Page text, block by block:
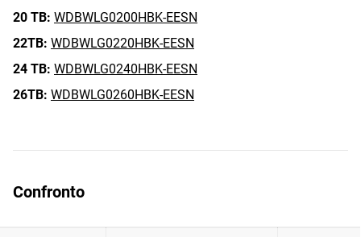
20 TB: WDBWLG0200HBK-EESN
22TB: WDBWLG0220HBK-EESN
24 TB: WDBWLG0240HBK-EESN
26TB: WDBWLG0260HBK-EESN
Confronto